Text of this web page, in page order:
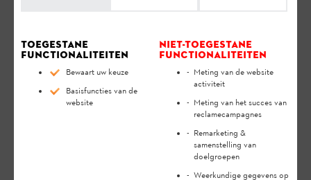
De looptijd is afhankelijk van de werkwijze en het
gebruikte apparaat. De looptijden kunnen worden
ingezien in de huidige STIHL catalogus of onder
https://www.stihl.be/nl/stihl-
technologie/accutechnologie/loop-en-laadtijd-
Toegestane
functionaliteiten
Bewaart uw keuze
Basisfuncties van de
website
Niet-toegestane
functionaliteiten
Meting van de website
activiteit
Meting van het succes van
reclamecampagnes
Remarketing &
samenstelling van
doelgroepen
Weerkundige gegevens op